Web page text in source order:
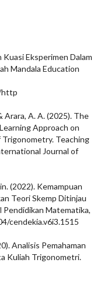
Kuasi Eksperimen Dalam
Mandala Education
http
Arara, A. A. (2025). The
Approach on
Teaching
Journal of
(2022). Kemampuan
Teori Skemp Ditinjau
Pendidikan Matematika,
cendekia.v6i3.1515
Analisis Pemahaman
Kuliah Trigonometri.